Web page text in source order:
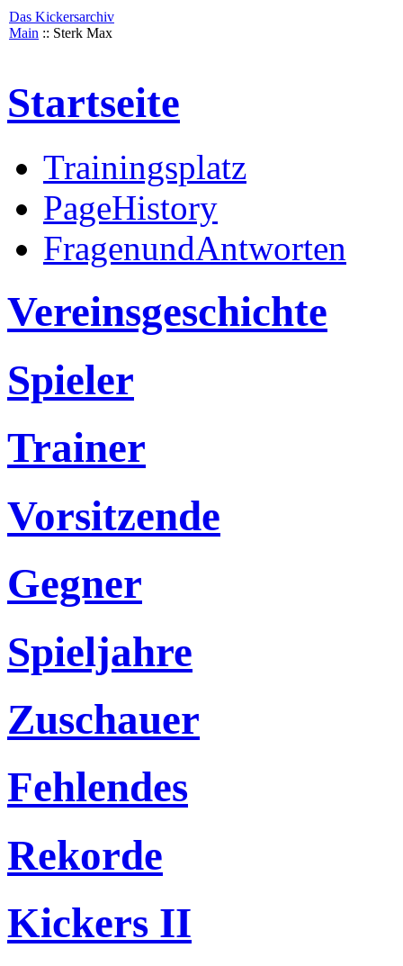
Das Kickersarchiv
Main :: Sterk Max
Startseite
Trainingsplatz
PageHistory
FragenundAntworten
Vereinsgeschichte
Spieler
Trainer
Vorsitzende
Gegner
Spieljahre
Zuschauer
Fehlendes
Rekorde
Kickers II